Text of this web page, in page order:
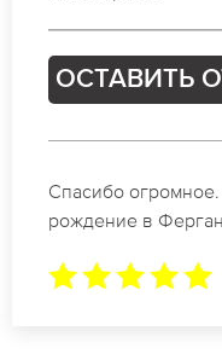
ОСТАВИТЬ
Идеальные
маникюру в